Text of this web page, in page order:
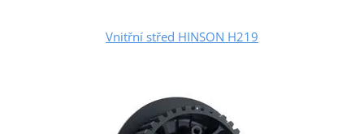
Vnitřní střed HINSON H219